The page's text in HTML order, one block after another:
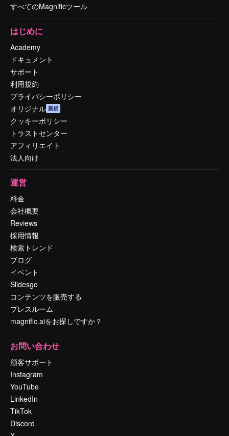
すべてのMagnificツール
はじめに
Academy
ドキュメント
サポート
利用規約
プライバシーポリシー
オリジナル 新規
クッキーポリシー
トラストセンター
アフィリエイト
法人向け
運営
料金
会社概要
Reviews
採用情報
検索トレンド
ブログ
イベント
Slidesgo
コンテンツを販売する
プレスルーム
magnific.aiをお探しですか？
お問い合わせ
顧客サポート
Instagram
YouTube
LinkedIn
TikTok
Discord